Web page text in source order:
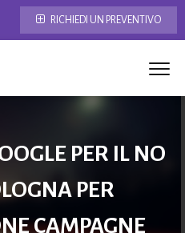
RICHIEDI UN PREVENTIVO
PER IL NO
PER
CAMPAGNE